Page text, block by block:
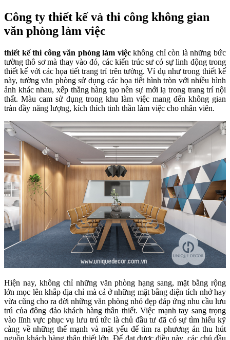
Công ty thiết kế và thi công không gian
văn phòng làm việc
thiết kế thi công văn phòng làm việckhông chỉ còn là những bức
tường thô sơ mà thay vào đó, các kiến trúc sư có sự linh động trong
thiết kế với các họa tiết trang trí trên tường. Ví dụ như trong thiết kế
này, tường văn phòng sử dụng các họa tiết hình tròn với nhiều hình
ảnh khác nhau, xếp thẳng hàng tạo nên sự mới lạ trong trang trí nội
thất. Màu cam sử dụng trong khu làm việc mang đến không gian
tràn đầy năng lượng, kích thích tinh thần làm việc cho nhân viên.
Hiện nay, không chỉ những văn phòng hạng sang, mặt bằng rộng
lớn mọc lên khắp địa chỉ mà cả ở những mặt bằng diện tích nhở hay
vừa cũng cho ra đời những văn phòng nhỏ đẹp đáp ứng nhu cầu lưu
trú của đông đảo khách hàng thân thiết. Việc mạnh tay sang trọng
vào lĩnh vực phục vụ lưu trú tức là chủ đầu tư đã có sự tìm hiểu kỹ
càng về những thế mạnh và mặt yếu để tìm ra phương án thu hút